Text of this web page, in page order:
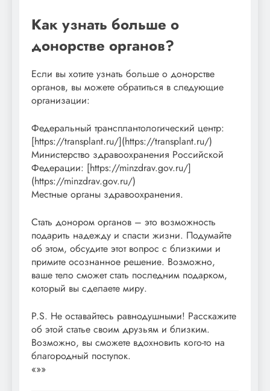
Как узнать больше о
донорстве органов?
Если вы хотите узнать больше о донорстве
органов, вы можете обратиться в следующие
организации:
Федеральный трансплантологический центр:
[https://transplant.ru/](https://transplant.ru/)
Министерство здравоохранения Российской
Федерации: [https://minzdrav.gov.ru/]
(https://minzdrav.gov.ru/)
Местные органы здравоохранения.
Стать донором органов – это возможность
подарить надежду и спасти жизни. Подумайте
об этом, обсудите этот вопрос с близкими и
примите осознанное решение. Возможно,
ваше тело сможет стать последним подарком,
который вы сделаете миру.
P.S. Не оставайтесь равнодушными! Расскажите
об этой статье своим друзьям и близким.
Возможно, вы сможете вдохновить кого-то на
благородный поступок.
«»»